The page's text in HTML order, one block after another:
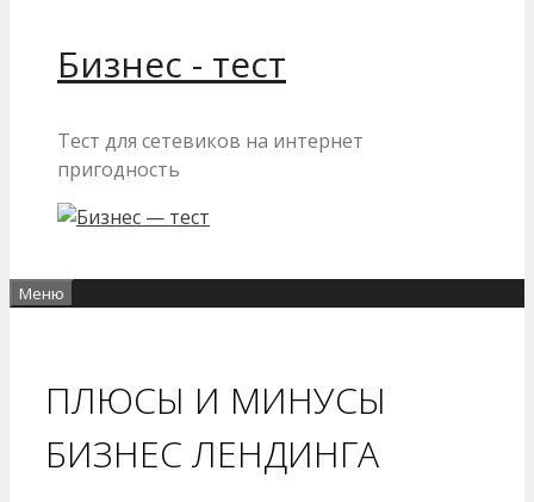
Бизнес - тест
Тест для сетевиков на интернет
пригодность
Меню
ПЛЮСЫ И МИНУСЫ
БИЗНЕС ЛЕНДИНГА